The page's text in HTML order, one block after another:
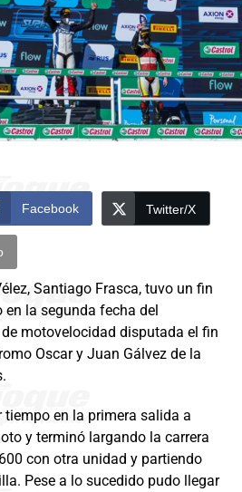
Facebook Twitter/X
Santiago Frasca, tuvo un fin
la segunda fecha del
motovelocidad disputada el fin
Oscar y Juan Gálvez de la
tiempo en la primera salida a
y terminó largando la carrera
con otra unidad y partiendo
Pese a lo sucedido pudo llegar